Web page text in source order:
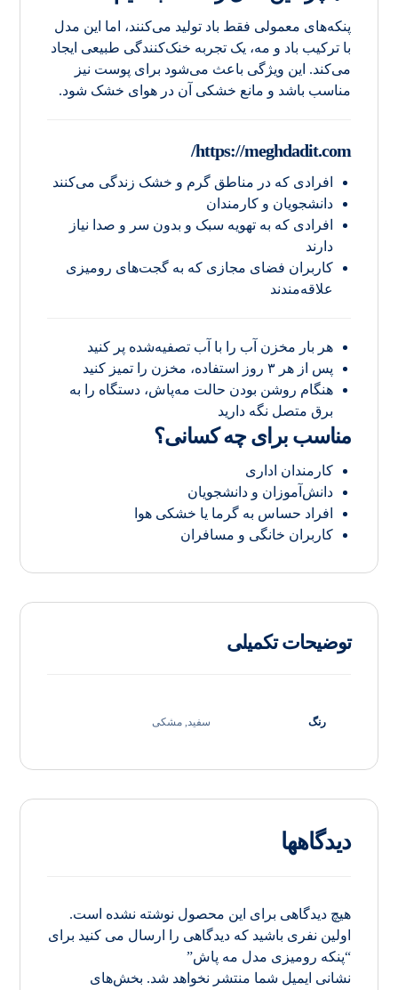
پنکه‌های معمولی فقط باد تولید می‌کنند، اما این مدل
با ترکیب باد و مه، یک تجربه خنک‌کنندگی طبیعی ایجاد
می‌کند. این ویژگی باعث می‌شود برای پوست نیز
مناسب باشد و مانع خشکی آن در هوای خشک شود.
https://meghdadit.com/
افرادی که در مناطق گرم و خشک زندگی می‌کنند
دانشجویان و کارمندان
افرادی که به تهویه سبک و بدون سر و صدا نیاز
دارند
کاربران فضای مجازی که به گجت‌های رومیزی
علاقه‌مندند
هر بار مخزن آب را با آب تصفیه‌شده پر کنید
پس از هر ۳ روز استفاده، مخزن را تمیز کنید
هنگام روشن بودن حالت مه‌پاش، دستگاه را به
برق متصل نگه دارید
مناسب برای چه کسانی؟
کارمندان اداری
دانش‌آموزان و دانشجویان
افراد حساس به گرما یا خشکی هوا
کاربران خانگی و مسافران
توضیحات تکمیلی
رنگ سفید ,مشکی
دیدگاهها
هیچ دیدگاهی برای این محصول نوشته نشده است.
اولین نفری باشید که دیدگاهی را ارسال می کنید برای
“پنکه رومیزی مدل مه پاش”
نشانی ایمیل شما منتشر نخواهد شد. بخش‌های